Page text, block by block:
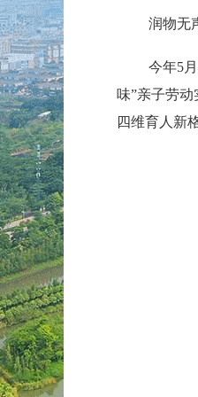
润物无
今年5
味”亲子劳
四维育人新